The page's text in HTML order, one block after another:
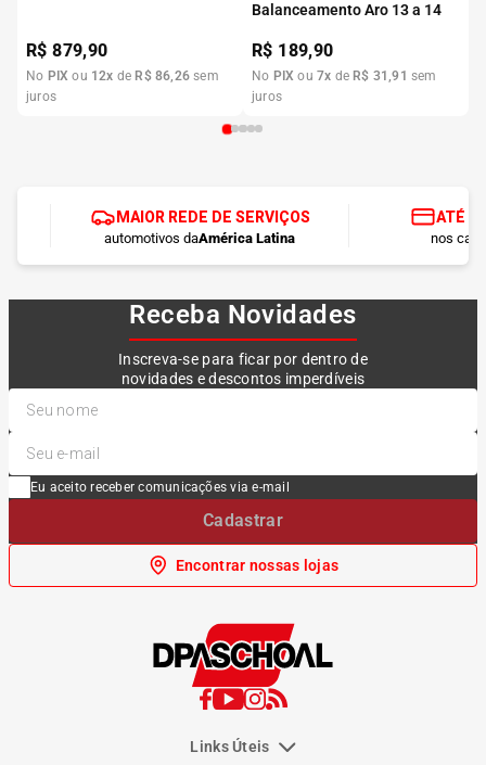
R$879,90
No PIX ou 12x de R$ 86,26 sem
juros
Balanceamento Aro 13 a 14
R$ 189,90
No PIX ou7x de R$ 31 ,91 sem
juros
MAIOR REDE DE SERVIÇOS
automotivos daAmérica Latina
ATÉ
nos
Receba Novidades
Inscreva-se para ficar por dentro de
novidades e descontos imperdíveis
Eu aceito receber comunicações via e-mail
Cadastrar
Encontrar nossas lojas
Links Úteis